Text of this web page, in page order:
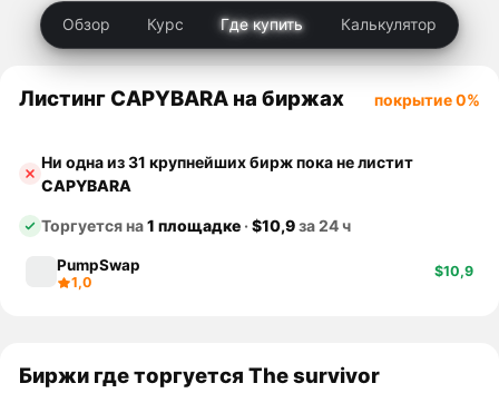
Обзор Курс Где купить Калькулятор
Листинг CAPYBARA на биржах покрытие 0%
Ни одна из 31 крупнейших бирж пока не листит
CAPYBARA
Торгуется на1 площадке ·$10,9за 24 ч
PumpSwap
1,0
$10,9
Биржи где торгуется The survivor